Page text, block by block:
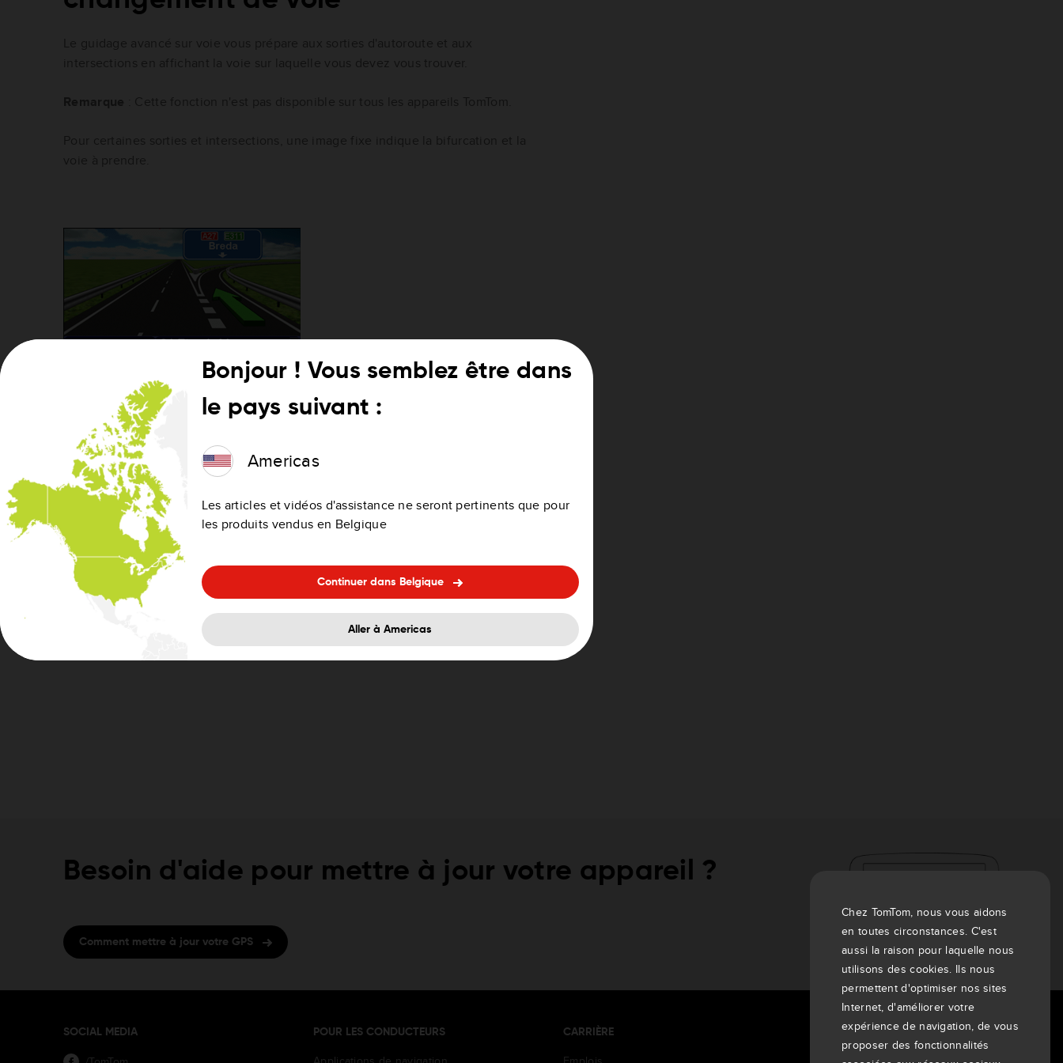
Pour les autres sorties et intersections, la voie à emprunter est affichée dans la
barre d'état.
Besoin d'aide pour mettre à jour votre appareil ?
Comment mettre à jour votre GPS
SOCIAL MEDIA POUR LES CONDUCTEURS CARRIÈRE À propos de nous
Chez TomTom, nous vous aidons
en toutes circonstances. C'est
aussi la raison pour laquelle nous
utilisons des cookies. Ils nous
permettent d'optimiser nos sites
Internet, d'améliorer votre
expérience de navigation, de vous
proposer des fonctionnalités
Bonjour ! Vous semblez être dans
le pays suivant :
Americas
Les articles et vidéos d'assistance ne seront pertinents que pour
les produits vendus en Belgique
Continuer dans Belgique
Aller à Americas